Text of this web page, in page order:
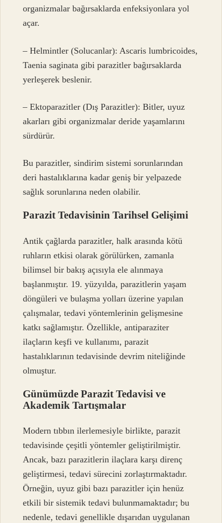
organizmalar bağırsaklarda enfeksiyonlara yol
açar.
– Helmintler (Solucanlar): Ascaris lumbricoides,
Taenia saginata gibi parazitler bağırsaklarda
yerleşerek beslenir.
– Ektoparazitler (Dış Parazitler): Bitler, uyuz
akarları gibi organizmalar deride yaşamlarını
sürdürür.
Bu parazitler, sindirim sistemi sorunlarından
deri hastalıklarına kadar geniş bir yelpazede
sağlık sorunlarına neden olabilir.
Parazit Tedavisinin Tarihsel Gelişimi
Antik çağlarda parazitler, halk arasında kötü
ruhların etkisi olarak görülürken, zamanla
bilimsel bir bakış açısıyla ele alınmaya
başlanmıştır. 19. yüzyılda, parazitlerin yaşam
döngüleri ve bulaşma yolları üzerine yapılan
çalışmalar, tedavi yöntemlerinin gelişmesine
katkı sağlamıştır. Özellikle, antiparaziter
ilaçların keşfi ve kullanımı, parazit
hastalıklarının tedavisinde devrim niteliğinde
olmuştur.
Günümüzde Parazit Tedavisi ve
Akademik Tartışmalar
Modern tıbbın ilerlemesiyle birlikte, parazit
tedavisinde çeşitli yöntemler geliştirilmiştir.
Ancak, bazı parazitlerin ilaçlara karşı direnç
geliştirmesi, tedavi sürecini zorlaştırmaktadır.
Örneğin, uyuz gibi bazı parazitler için henüz
etkili bir sistemik tedavi bulunmamaktadır; bu
nedenle, tedavi genellikle dışarıdan uygulanan